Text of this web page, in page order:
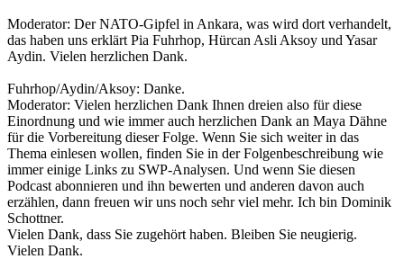
Moderator: Der NATO-Gipfel in Ankara, was wird dort verhandelt,
das haben uns erklärt Pia Fuhrhop, Hürcan Asli Aksoy und Yasar
Aydin. Vielen herzlichen Dank.
Fuhrhop/Aydin/Aksoy: Danke.
Moderator: Vielen herzlichen Dank Ihnen dreien also für diese
Einordnung und wie immer auch herzlichen Dank an Maya Dähne
für die Vorbereitung dieser Folge. Wenn Sie sich weiter in das
Thema einlesen wollen, finden Sie in der Folgenbeschreibung wie
immer einige Links zu SWP-Analysen. Und wenn Sie diesen
Podcast abonnieren und ihn bewerten und anderen davon auch
erzählen, dann freuen wir uns noch sehr viel mehr. Ich bin Dominik
Schottner.
Vielen Dank, dass Sie zugehört haben. Bleiben Sie neugierig.
Vielen Dank.